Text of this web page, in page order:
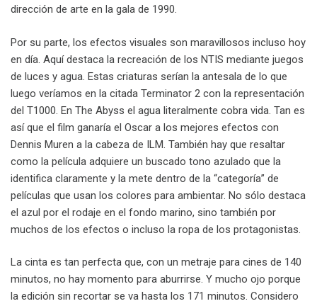
dirección de arte en la gala de 1990.
Por su parte, los efectos visuales son maravillosos incluso hoy
en día. Aquí destaca la recreación de los NTIS mediante juegos
de luces y agua. Estas criaturas serían la antesala de lo que
luego veríamos en la citada Terminator 2 con la representación
del T1000. En The Abyss el agua literalmente cobra vida. Tan es
así que el film ganaría el Oscar a los mejores efectos con
Dennis Muren a la cabeza de ILM. También hay que resaltar
como la película adquiere un buscado tono azulado que la
identifica claramente y la mete dentro de la “categoría” de
películas que usan los colores para ambientar. No sólo destaca
el azul por el rodaje en el fondo marino, sino también por
muchos de los efectos o incluso la ropa de los protagonistas.
La cinta es tan perfecta que, con un metraje para cines de 140
minutos, no hay momento para aburrirse. Y mucho ojo porque
la edición sin recortar se va hasta los 171 minutos. Considero